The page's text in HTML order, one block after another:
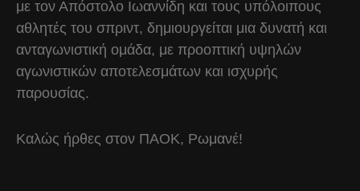
με τον Απόστολο Ιωαννίδη και τους υπόλοιπους
αθλητές του σπριντ, δημιουργείται μια δυνατή και
ανταγωνιστική ομάδα, με προοπτική υψηλών
αγωνιστικών αποτελεσμάτων και ισχυρής
παρουσίας.
Καλώς ήρθες στον ΠΑΟΚ, Ρωμανέ!